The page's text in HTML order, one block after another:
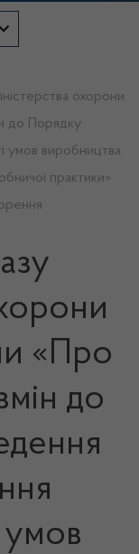
охорони
до Порядку
умов виробництва
практики»
«Про
до
умов